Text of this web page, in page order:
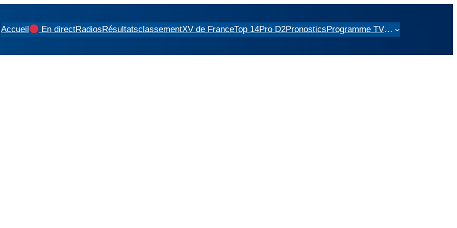
Accueil En directRadiosRésultatsclassementXV de FranceTop 14Pro D2PronosticsProgramme TV…